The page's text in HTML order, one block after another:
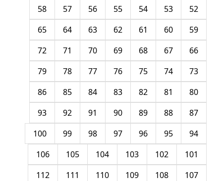
52
53
54
55
56
57
58
59
60
61
62
63
64
65
66
67
68
69
70
71
72
73
74
75
76
77
78
79
80
81
82
83
84
85
86
87
88
89
90
91
92
93
94
95
96
97
98
99
100
101
102
103
104
105
106
107
108
109
110
111
112